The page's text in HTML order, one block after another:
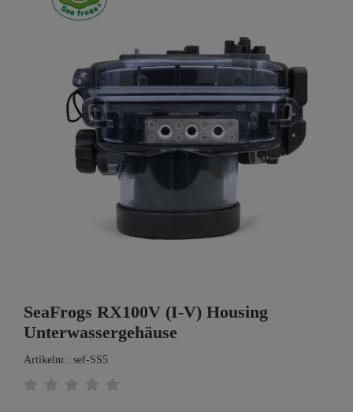
SeaFrogs RX100V (I-V) Housing
Unterwassergehäuse
Artikelnr.: sef-SS5